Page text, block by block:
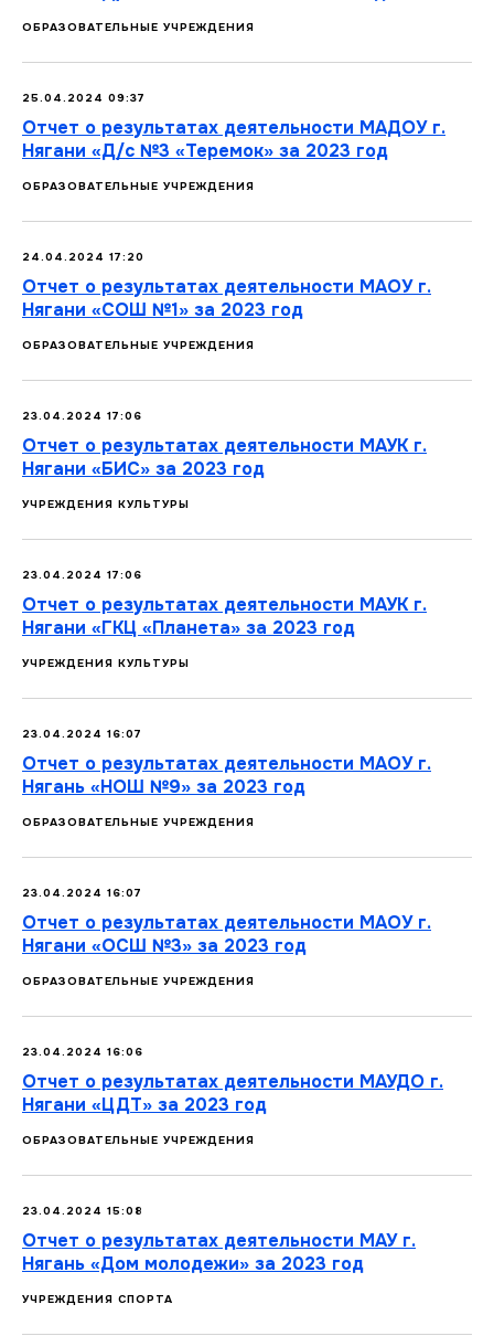
ОБРАЗОВАТЕЛЬНЫЕ УЧРЕЖДЕНИЯ
25.04.2024 09:37
Отчет о результатах деятельности МАДОУ г.
Нягани «Д/с №3 «Теремок» за 2023 год
ОБРАЗОВАТЕЛЬНЫЕ УЧРЕЖДЕНИЯ
24.04.2024 17:20
Отчет о результатах деятельности МАОУ г.
Нягани «CОШ №1» за 2023 год
ОБРАЗОВАТЕЛЬНЫЕ УЧРЕЖДЕНИЯ
23.04.2024 17:06
Отчет о результатах деятельности МАУК г.
Нягани «БИС» за 2023 год
УЧРЕЖДЕНИЯ КУЛЬТУРЫ
23.04.2024 17:06
Отчет о результатах деятельности МАУК г.
Нягани «ГКЦ «Планета» за 2023 год
УЧРЕЖДЕНИЯ КУЛЬТУРЫ
23.04.2024 16:07
Отчет о результатах деятельности МАОУ г.
Нягань «НОШ №9» за 2023 год
ОБРАЗОВАТЕЛЬНЫЕ УЧРЕЖДЕНИЯ
23.04.2024 16:07
Отчет о результатах деятельности МАОУ г.
Нягани «ОСШ №3» за 2023 год
ОБРАЗОВАТЕЛЬНЫЕ УЧРЕЖДЕНИЯ
23.04.2024 16:06
Отчет о результатах деятельности МАУДО г.
Нягани «ЦДТ» за 2023 год
ОБРАЗОВАТЕЛЬНЫЕ УЧРЕЖДЕНИЯ
23.04.2024 15:08
Отчет о результатах деятельности МАУ г.
Нягань «Дом молодежи» за 2023 год
УЧРЕЖДЕНИЯ СПОРТА